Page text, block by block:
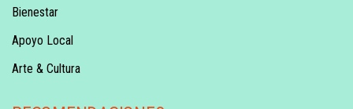
Bienestar
Apoyo Local
Arte & Cultura